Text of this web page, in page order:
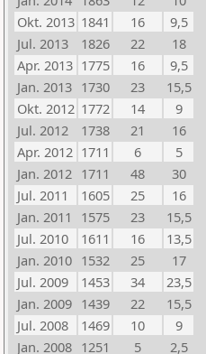
Okt. 2013 1841 16
9,5
Jul. 2013
1826 22
18
Apr. 2013 1775 16
9,5
Jan. 2013 1730 23
15,5
Okt. 2012 1772 14
9
Jul. 2012
1738 21
16
Apr. 2012 1711 6
5
Jan. 2012 1711 48
30
Jul. 2011
1605 25
16
Jan. 2011
1575 23
15,5
Jul. 2010
1611 16
13,5
Jan. 2010 1532 25
17
Jul. 2009
1453 34
23,5
Jan. 2009 1439 22
15,5
Jul. 2008
1469 10
9
Jan. 2008 1251 5 2,5